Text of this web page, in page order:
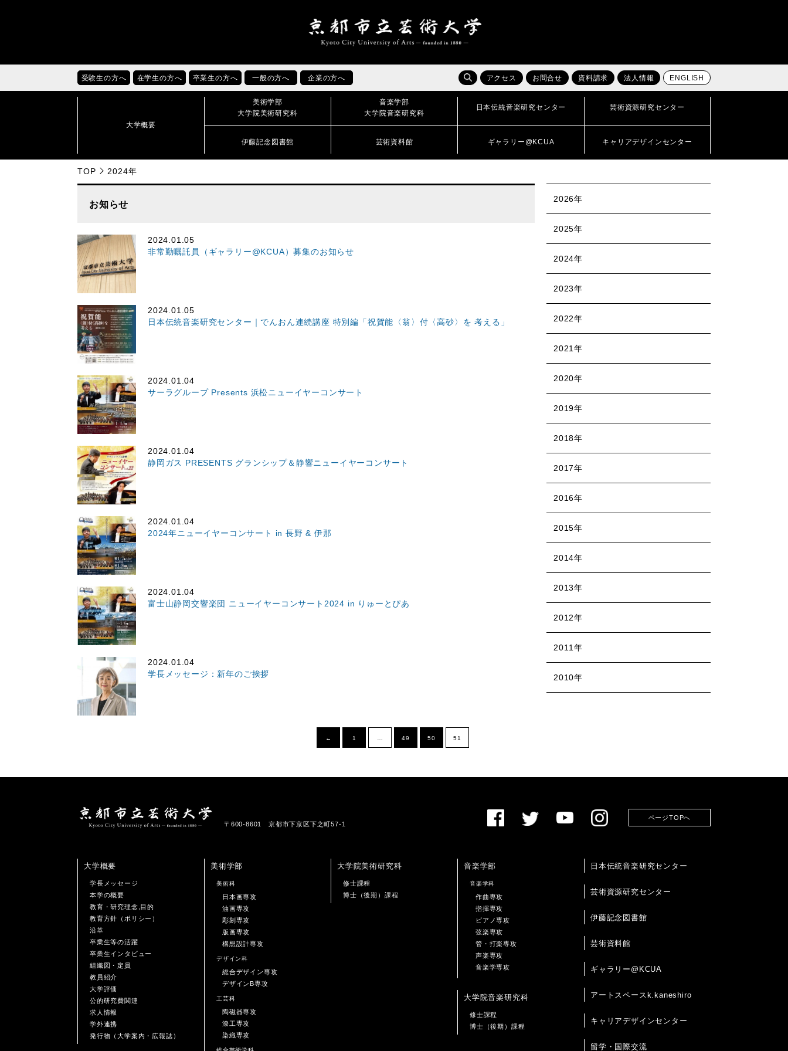
受験生の方へ 在学生の方へ 卒業生の方へ 一般の方へ 企業の方へ アクセス お問合せ 資料請求 法人情報 ENGLISH
大学概要
美術学部
大学院美術研究科
音楽学部
大学院音楽研究科
日本伝統音楽研究センター 芸術資源研究センター
伊藤記念図書館 芸術資料館 ギャラリー@KCUA キャリアデザインセンター
TOP 2024年
お知らせ
2024.01.05
非常勤嘱託員（ギャラリー@KCUA）募集のお知らせ
2024.01.05
日本伝統音楽研究センター｜でんおん連続講座 特別編「祝賀能〈翁〉付〈高砂〉を 考える」
2024.01.04
サーラグループ Presents 浜松ニューイヤーコンサート
2024.01.04
静岡ガス PRESENTS グランシップ＆静響ニューイヤーコンサート
2024.01.04
2024年ニューイヤーコンサート in 長野 & 伊那
2024.01.04
富士山静岡交響楽団 ニューイヤーコンサート2024 in りゅーとぴあ
2024.01.04
学長メッセージ：新年のご挨拶
← 1 49 50 51
2026年
2025年
2024年
2023年
2022年
2021年
2020年
2019年
2018年
2017年
2016年
2015年
2014年
2013年
2012年
2011年
2010年
〒600-8601 京都市下京区下之町57-1
ページTOPへ
大学概要
学長メッセージ
本学の概要
教育・研究理念,目的
教育方針（ポリシー）
沿革
卒業生等の活躍
卒業生インタビュー
組織図・定員
教員紹介
大学評価
公的研究費関連
求人情報
学外連携
発行物（大学案内・広報誌）
美術学部
美術科
日本画専攻
油画専攻
彫刻専攻
版画専攻
構想設計専攻
デザイン科
総合デザイン専攻
デザインB専攻
工芸科
陶磁器専攻
漆工専攻
染織専攻
大学院美術研究科
修士課程
博士（後期）課程
音楽学部
音楽学科
作曲専攻
指揮専攻
ピアノ専攻
弦楽専攻
管・打楽専攻
声楽専攻
音楽学専攻
大学院音楽研究科
修士課程
博士（後期）課程
日本伝統音楽研究センター
芸術資源研究センター
伊藤記念図書館
芸術資料館
ギャラリー@KCUA
アートスペースk.kaneshiro
キャリアデザインセンター
留学・国際交流